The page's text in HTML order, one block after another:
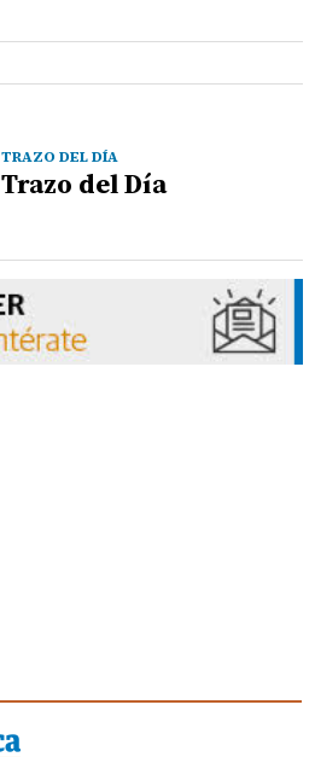
TRAZO DEL DÍA
Trazo del Día